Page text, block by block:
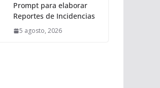
Prompt para elaborar
Reportes de Incidencias
5 agosto, 2026